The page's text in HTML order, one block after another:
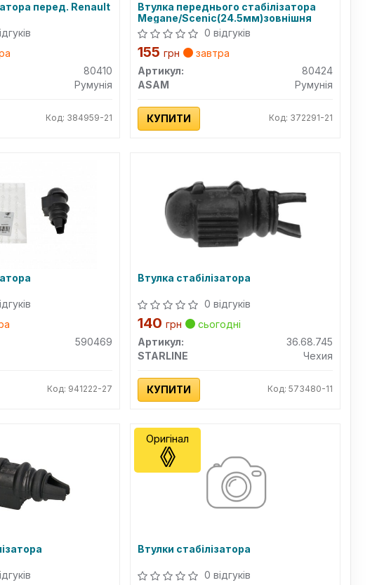
перед. Renault
80410
Румунія
Код: 384959-21
Втулка переднього стабілізатора
Megane/Scenic(24.5мм)зовнішня
0 відгуків
155грн
завтра
Артикул:
80424
ASAM
Румунія
КУПИТИ Код: 372291-21
590469
Код: 941222-27
Втулка стабілізатора
0 відгуків
140грн
сьогодні
Артикул:
36.68.745
STARLINE
Чехия
КУПИТИ Код: 573480-11
Втулки стабілізатора
0 відгуків
Оригінал